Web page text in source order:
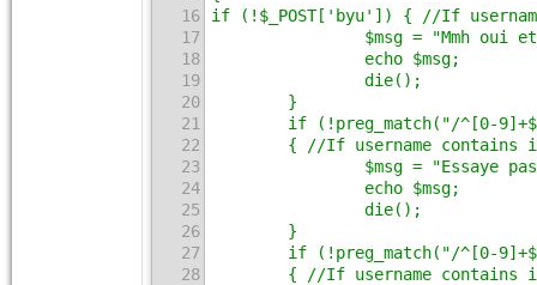
60
61
62
63
64
65
66
67
68
69
70
71
72
<form method = "post" action
input readonly "readonly" type
type="text"
type = "text"
< "text"
Resistance:
< input type= "text" name
type ="submit" name="action"
"templates/
16
17
18
19
20
21
22
23
24
25
26
27
28
if (!$_POST['byu']) { //If
$msg = "Mmh oui et quoi
echo $msg;
die();
}
if (!preg_match("/^[0-9]+$/",
{ //If username contains
$msg = "Essaye pas de
echo $msg;
die();
}
if (!preg_match("/^[0-9]+$/",
{ //If username contains